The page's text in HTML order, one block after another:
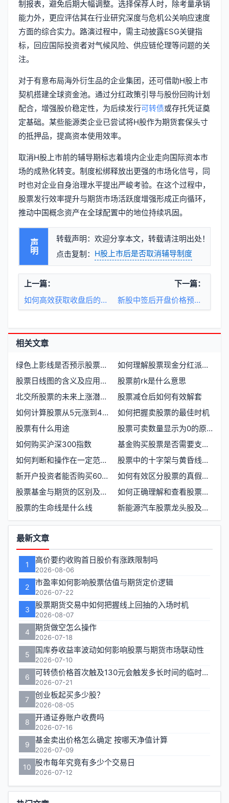
制报表，避免后期大幅调整。选择保荐人时，除考量承销
能力外，更应评估其在行业研究深度与危机公关响应速度
方面的综合实力。路演过程中，需主动披露ESG关键指
标，回应国际投资者对气候风险、供应链伦理等问题的关
注。
对于有意布局海外衍生品的企业集团，还可借助H股上市
契机搭建全球资金池。通过分红政策引导与股份回购计划
配合，增强股价稳定性，为后续发行可转债或存托凭证奠
定基础。某些能源类企业已尝试将H股作为期货套保头寸
的抵押品，提高资本使用效率。
取消H股上市前的辅导期标志着境内企业走向国际资本市
场的成熟化转变。制度松绑释放出更强的市场化信号，同
时也对企业自身治理水平提出严峻考验。在这个过程中，
股票发行效率提升与期货市场活跃度增强形成正向循环，
推动中国概念资产在全球配置中的地位持续巩固。
声明
转载声明：欢迎分享本文，转载请注明出处！
点击复制： H股上市后是否取消辅导制度
上一篇：
如何高效获取收盘后的股票与期货数据
下一篇：
新股中签后开盘价格预估及应对策略
相关文章
绿色上影线是否预示股票下跌
如何理解股票现金分红派息流程及影响
股票日线图的含义及应用解析
股票前rk是什么意思
北交所股票的未来上涨潜力如何
股票减仓后如何有效解套
如何计算股票从5元涨到40元的涨幅倍数
如何把握卖股票的最佳时机
股票有什么用途
股票可卖数量显示为0的原因及解决方法
如何购买沪深300指数
基金购买股票是否需要支付手续费
如何判断和操作在一定范围内波动的股票
股票中的十字架与黄昏线有何区别
新开户投资者能否购买600开头的股票
如何有效区分股票的真假突破
股票基金与期货的区别及联系
如何正确理解和查看股票的开盘和收盘价格
股票的生命线是什么线
新能源汽车股票龙头股及品牌前十名解析
功
能
区
最新文章
1 高价要约收购首日股价有涨跌限制吗
2026-08-06
2 市盈率如何影响股票估值与期货定价逻辑
2026-07-22
3 股票期货交易中如何把握线上回抽的入场时机
2026-08-07
4 期货做空怎么操作
2026-07-18
5 国库券收益率波动如何影响股票与期货市场联动性
2026-07-10
6 可转债价格首次触及130元会触发多长时间的临时停牌
2026-07-21
7 创业板起买多少股？
2026-08-05
8 开通证券账户收费吗
2026-07-16
9 基金卖出价格怎么确定 按哪天净值计算
2026-07-09
10 股市每年究竟有多少个交易日
2026-07-12